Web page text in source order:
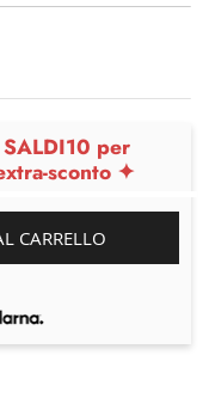
per
sconto ✦
CARRELLO